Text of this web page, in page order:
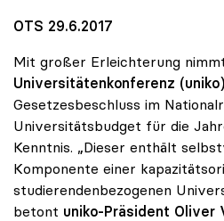
OTS 29.6.2017
Mit großer Erleichterung
Universitätenkonferenz (uniko)
Gesetzesbeschluss im
Universitätsbudget für die
Kenntnis. „Dieser enthält
Komponente einer
studierendenbezogenen
betont uniko-Präsident Oliver